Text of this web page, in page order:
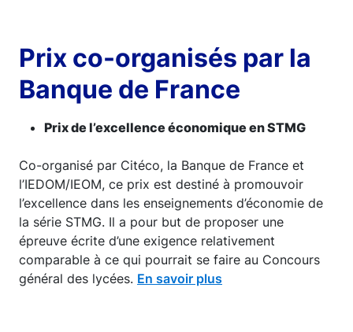
Prix co-organisés par la
Banque de France
Prix de l’excellence économique en STMG
Co-organisé par Citéco, la Banque de France et
l’IEDOM/IEOM, ce prix est destiné à promouvoir
l’excellence dans les enseignements d’économie de
la série STMG. Il a pour but de proposer une
épreuve écrite d’une exigence relativement
comparable à ce qui pourrait se faire au Concours
général des lycées. En savoir plus